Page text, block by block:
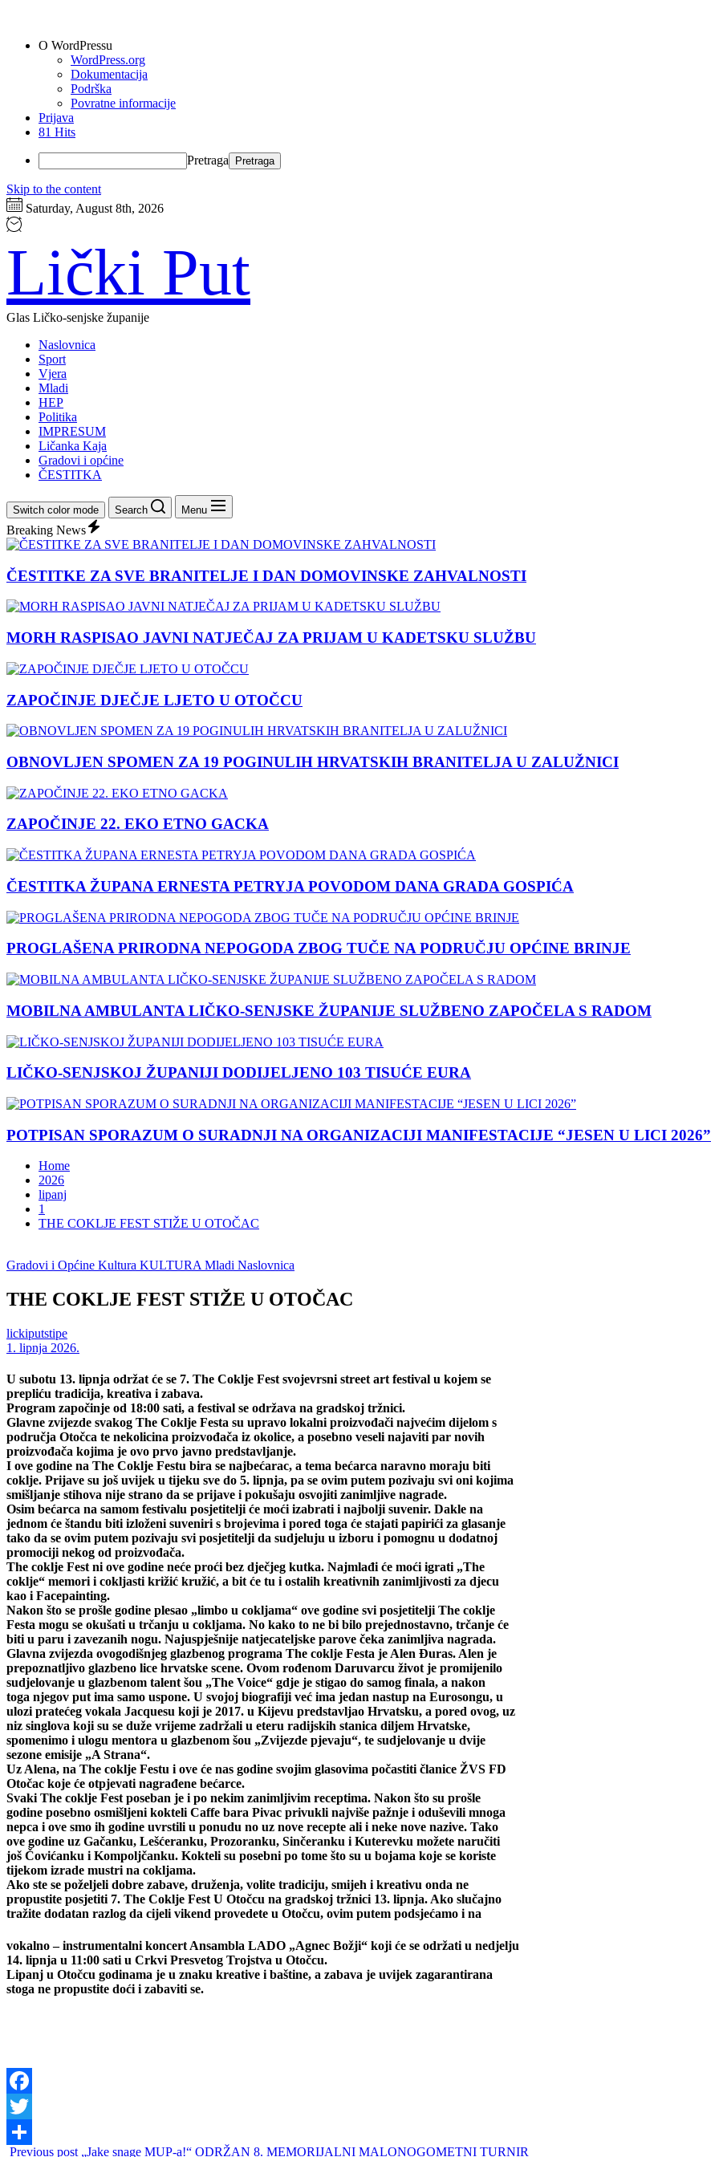
O WordPressu
WordPress.org
Dokumentacija
Podrška
Povratne informacije
Prijava
81 Hits
Pretraga
Skip to the content
Saturday, August 8th, 2026
Lički Put
Glas Ličko-senjske županije
Naslovnica
Sport
Vjera
Mladi
HEP
Politika
IMPRESUM
Ličanka Kaja
Gradovi i općine
ČESTITKA
Switch color mode Search Menu
Breaking News
ČESTITKE ZA SVE BRANITELJE I DAN DOMOVINSKE ZAHVALNOSTI
MORH RASPISAO JAVNI NATJEČAJ ZA PRIJAM U KADETSKU SLUŽBU
ZAPOČINJE DJEČJE LJETO U OTOČCU
OBNOVLJEN SPOMEN ZA 19 POGINULIH HRVATSKIH BRANITELJA U ZALUŽNICI
ZAPOČINJE 22. EKO ETNO GACKA
ČESTITKA ŽUPANA ERNESTA PETRYJA POVODOM DANA GRADA GOSPIĆA
PROGLAŠENA PRIRODNA NEPOGODA ZBOG TUČE NA PODRUČJU OPĆINE BRINJE
MOBILNA AMBULANTA LIČKO-SENJSKE ŽUPANIJE SLUŽBENO ZAPOČELA S RADOM
LIČKO-SENJSKOJ ŽUPANIJI DODIJELJENO 103 TISUĆE EURA
POTPISAN SPORAZUM O SURADNJI NA ORGANIZACIJI MANIFESTACIJE “JESEN U LICI 2026”
Home
2026
lipanj
1
THE COKLJE FEST STIŽE U OTOČAC
Gradovi i Općine Kultura KULTURA Mladi Naslovnica
THE COKLJE FEST STIŽE U OTOČAC
lickiputstipe
1. lipnja 2026.
U subotu 13. lipnja održat će se 7. The Coklje Fest svojevrsni street art festival u kojem se
prepliću tradicija, kreativa i zabava.
Program započinje od 18:00 sati, a festival se održava na gradskoj tržnici.
Glavne zvijezde svakog The Coklje Festa su upravo lokalni proizvođači najvećim dijelom s
područja Otočca te nekolicina proizvođača iz okolice, a posebno veseli najaviti par novih
proizvođača kojima je ovo prvo javno predstavljanje.
I ove godine na The Coklje Festu bira se najbećarac, a tema bećarca naravno moraju biti
coklje. Prijave su još uvijek u tijeku sve do 5. lipnja, pa se ovim putem pozivaju svi oni kojima
smišljanje stihova nije strano da se prijave i pokušaju osvojiti zanimljive nagrade.
Osim bećarca na samom festivalu posjetitelji će moći izabrati i najbolji suvenir. Dakle na
jednom će štandu biti izloženi suveniri s brojevima i pored toga će stajati papirići za glasanje
tako da se ovim putem pozivaju svi posjetitelji da sudjeluju u izboru i pomognu u dodatnoj
promociji nekog od proizvođača.
The coklje Fest ni ove godine neće proći bez dječjeg kutka. Najmlađi će moći igrati „The
coklje“ memori i cokljasti križić kružić, a bit će tu i ostalih kreativnih zanimljivosti za djecu
kao i Facepainting.
Nakon što se prošle godine plesao „limbo u cokljama“ ove godine svi posjetitelji The coklje
Festa mogu se okušati u trčanju u cokljama. No kako to ne bi bilo prejednostavno, trčanje će
biti u paru i zavezanih nogu. Najuspješnije natjecateljske parove čeka zanimljiva nagrada.
Glavna zvijezda ovogodišnjeg glazbenog programa The coklje Festa je Alen Đuras. Alen je
prepoznatljivo glazbeno lice hrvatske scene. Ovom rođenom Daruvarcu život je promijenilo
sudjelovanje u glazbenom talent šou „The Voice“ gdje je stigao do samog finala, a nakon
toga njegov put ima samo uspone. U svojoj biografiji već ima jedan nastup na Eurosongu, u
ulozi pratećeg vokala Jacquesu koji je 2017. u Kijevu predstavljao Hrvatsku, a pored ovog, uz
niz singlova koji su se duže vrijeme zadržali u eteru radijskih stanica diljem Hrvatske,
spomenimo i ulogu mentora u glazbenom šou „Zvijezde pjevaju“, te sudjelovanje u dvije
sezone emisije „A Strana“.
Uz Alena, na The coklje Festu i ove će nas godine svojim glasovima počastiti članice ŽVS FD
Otočac koje će otpjevati nagrađene bećarce.
Svaki The coklje Fest poseban je i po nekim zanimljivim receptima. Nakon što su prošle
godine posebno osmišljeni kokteli Caffe bara Pivac privukli najviše pažnje i oduševili mnoga
nepca i ove smo ih godine uvrstili u ponudu no uz nove recepte ali i neke nove nazive. Tako
ove godine uz Gačanku, Lešćeranku, Prozoranku, Sinčeranku i Kuterevku možete naručiti
još Čovićanku i Kompoljčanku. Kokteli su posebni po tome što su u bojama koje se koriste
tijekom izrade mustri na cokljama.
Ako ste se poželjeli dobre zabave, druženja, volite tradiciju, smijeh i kreativu onda ne
propustite posjetiti 7. The Coklje Fest U Otočcu na gradskoj tržnici 13. lipnja. Ako slučajno
tražite dodatan razlog da cijeli vikend provedete u Otočcu, ovim putem podsjećamo i na
vokalno – instrumentalni koncert Ansambla LADO „Agnec Božji“ koji će se održati u nedjelju
14. lipnja u 11:00 sati u Crkvi Presvetog Trojstva u Otočcu.
Lipanj u Otočcu godinama je u znaku kreative i baštine, a zabava je uvijek zagarantirana
stoga ne propustite doći i zabaviti se.
Facebook
Twitter
Previous post „Jake snage MUP-a!“ ODRŽAN 8. MEMORIJALNI MALONOGOMETNI TURNIR